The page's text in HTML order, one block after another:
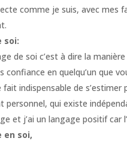
comme je suis, avec
soi:
de soi c’est à dire la
confiance en quelqu’un que
fait indispensable de
personnel, qui existe
et j’ai un langage positif
en soi,